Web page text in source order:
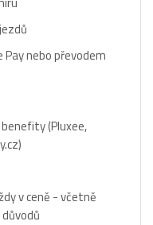
Pay nebo převodem
(Pluxee,
v ceně - včetně